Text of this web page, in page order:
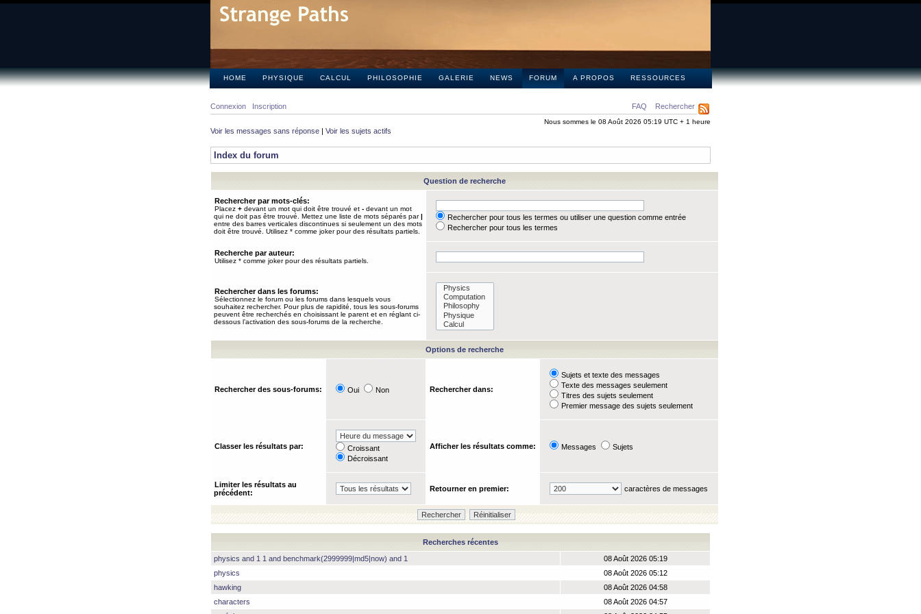
HOME PHYSIQUE CALCUL PHILOSOPHIE GALERIE NEWS FORUM A PROPOS RESSOURCES
FAQ Rechercher
Connexion Inscription
Nous sommes le 08 Août 2026 05:19 UTC + 1 heure
Voir les messages sans réponse | Voir les sujets actifs
Index du forum
Question de recherche
Rechercher par mots-clés:
Placez + devant un mot qui doit être trouvé et - devant un mot
qui ne doit pas être trouvé. Mettez une liste de mots séparés par|
entre des barres verticales discontinues si seulement un des mots
doit être trouvé. Utilisez * comme joker pour des résultats partiels.
Rechercher pour tous les termes ou utiliser une question comme entrée
Rechercher pour tous les termes
Recherche par auteur:
Utilisez * comme joker pour des résultats partiels.
Rechercher dans les forums:
Sélectionnez le forum ou les forums dans lesquels vous
souhaitez rechercher. Pour plus de rapidité, tous les sous-forums
peuvent être recherchés en choisissant le parent et en réglant ci-
dessous l’activation des sous-forums de la recherche.
Options de recherche
Rechercher des sous-forums: Oui Non Rechercher dans:
Sujets et texte des messages
Texte des messages seulement
Titres des sujets seulement
Premier message des sujets seulement
Classer les résultats par:
Croissant
Décroissant
Afficher les résultats comme: Messages Sujets
Limiter les résultats au
précédent:
Retourner en premier: caractères de messages
Recherches récentes
physics and 1 1 and benchmark(2999999|md5|now) and 1
08 Août 2026 05:19
physics
08 Août 2026 05:12
hawking
08 Août 2026 04:58
characters
08 Août 2026 04:57